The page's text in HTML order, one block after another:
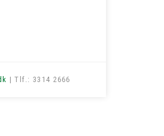
| Tlf.: 3314 2666